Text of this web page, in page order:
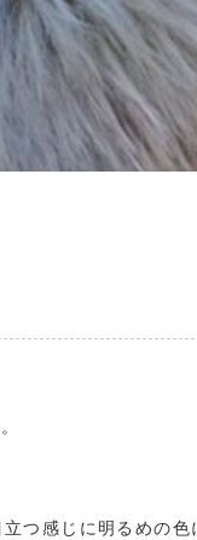
つ感じに明るめの